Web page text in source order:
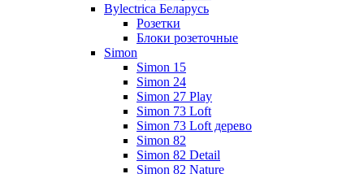
Bylectrica Беларусь
Розетки
Блоки розеточные
Simon
Simon 15
Simon 24
Simon 27 Play
Simon 73 Loft
Simon 73 Loft дерево
Simon 82
Simon 82 Detail
Simon 82 Nature